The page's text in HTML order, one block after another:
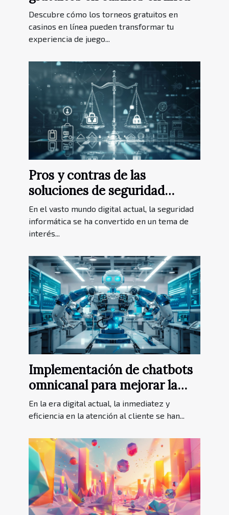
Descubre cómo los torneos gratuitos en
casinos en línea pueden transformar tu
experiencia de juego...
Pros y contras de las
soluciones de seguridad
gratuitas y de pago
En el vasto mundo digital actual, la seguridad
informática se ha convertido en un tema de
interés...
Implementación de chatbots
omnicanal para mejorar la
atención al cliente
En la era digital actual, la inmediatez y
eficiencia en la atención al cliente se han...